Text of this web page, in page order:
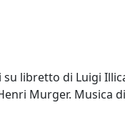
libretto di Luigi
Murger. Musica